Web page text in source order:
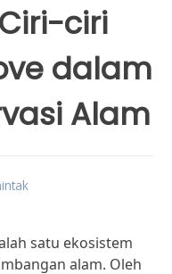
ciri
dalam
Alam
satu ekosistem
alam. Oleh